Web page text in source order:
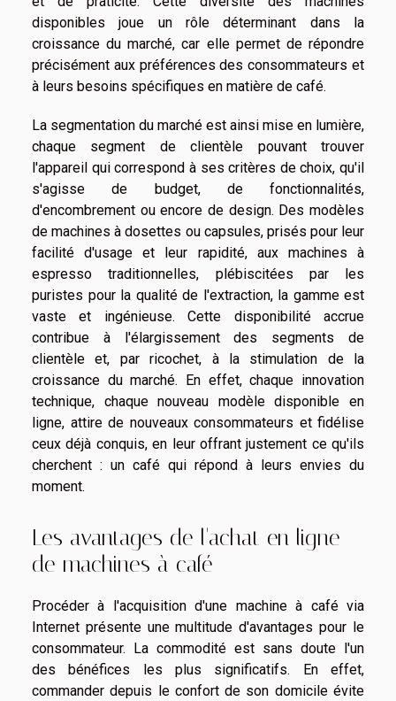
disponibles joue un rôle déterminant dans la
croissance du marché, car elle permet de répondre
précisément aux préférences des consommateurs et
à leurs besoins spécifiques en matière de café.
La segmentation du marché est ainsi mise en lumière,
chaque segment de clientèle pouvant trouver
l'appareil qui correspond à ses critères de choix, qu'il
s'agisse de budget, de fonctionnalités,
d'encombrement ou encore de design. Des modèles
de machines à dosettes ou capsules, prisés pour leur
facilité d'usage et leur rapidité, aux machines à
espresso traditionnelles, plébiscitées par les
puristes pour la qualité de l'extraction, la gamme est
vaste et ingénieuse. Cette disponibilité accrue
contribue à l'élargissement des segments de
clientèle et, par ricochet, à la stimulation de la
croissance du marché. En effet, chaque innovation
technique, chaque nouveau modèle disponible en
ligne, attire de nouveaux consommateurs et fidélise
ceux déjà conquis, en leur offrant justement ce qu'ils
cherchent : un café qui répond à leurs envies du
moment.
Les avantages de l'achat en ligne
de machines à café
Procéder à l'acquisition d'une machine à café via
Internet présente une multitude d'avantages pour le
consommateur. La commodité est sans doute l'un
des bénéfices les plus significatifs. En effet,
commander depuis le confort de son domicile évite